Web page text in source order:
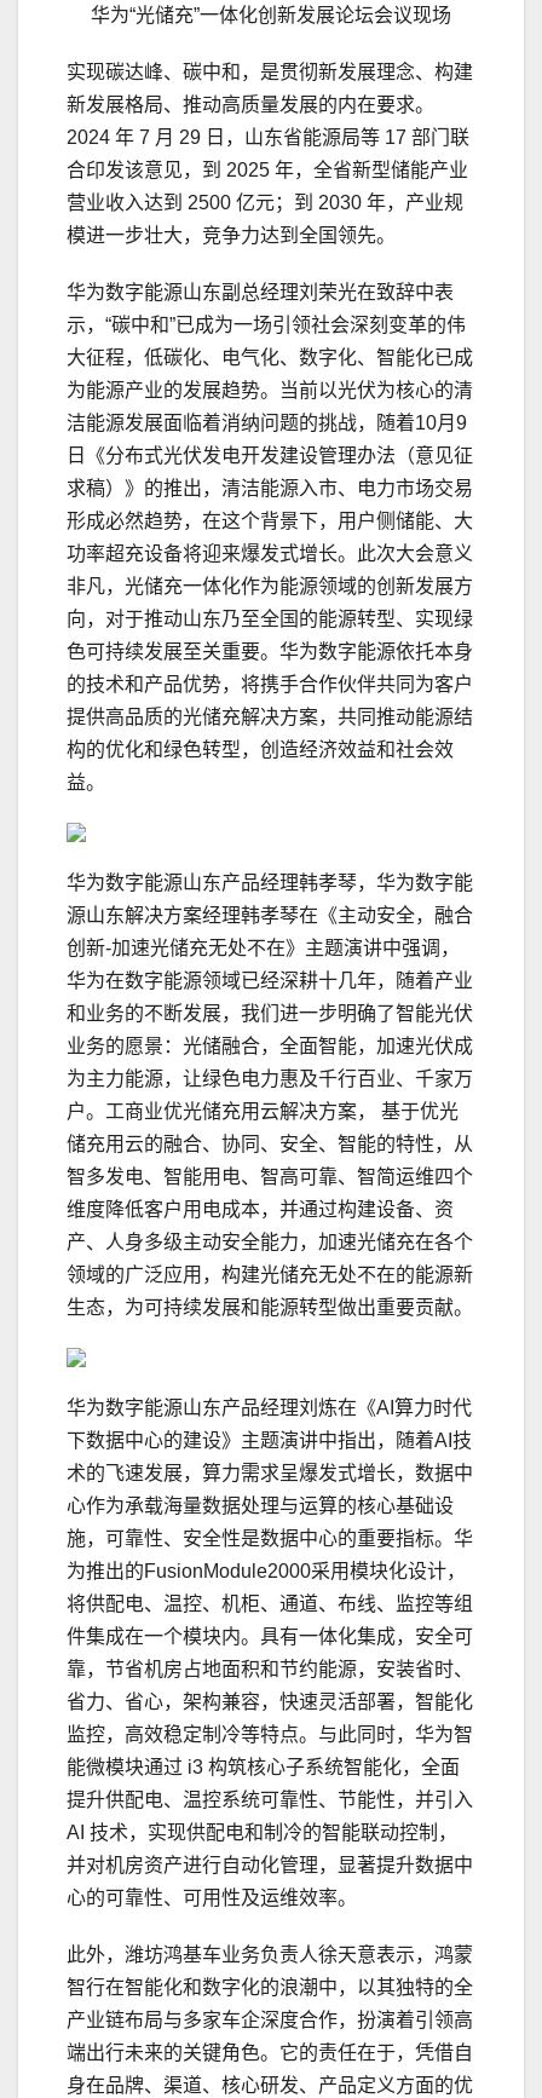
华为“光储充”一体化创新发展论坛会议现场
实现碳达峰、碳中和，是贯彻新发展理念、构建
新发展格局、推动高质量发展的内在要求。
2024 年 7 月 29 日，山东省能源局等 17 部门联
合印发该意见，到 2025 年，全省新型储能产业
营业收入达到 2500 亿元；到 2030 年，产业规
模进一步壮大，竞争力达到全国领先。
华为数字能源山东副总经理刘荣光在致辞中表
示，“碳中和”已成为一场引领社会深刻变革的伟
大征程，低碳化、电气化、数字化、智能化已成
为能源产业的发展趋势。当前以光伏为核心的清
洁能源发展面临着消纳问题的挑战，随着10月9
日《分布式光伏发电开发建设管理办法（意见征
求稿）》的推出，清洁能源入市、电力市场交易
形成必然趋势，在这个背景下，用户侧储能、大
功率超充设备将迎来爆发式增长。此次大会意义
非凡，光储充一体化作为能源领域的创新发展方
向，对于推动山东乃至全国的能源转型、实现绿
色可持续发展至关重要。华为数字能源依托本身
的技术和产品优势，将携手合作伙伴共同为客户
提供高品质的光储充解决方案，共同推动能源结
构的优化和绿色转型，创造经济效益和社会效
益。
华为数字能源山东产品经理韩孝琴，华为数字能
源山东解决方案经理韩孝琴在《主动安全，融合
创新-加速光储充无处不在》主题演讲中强调，
华为在数字能源领域已经深耕十几年，随着产业
和业务的不断发展，我们进一步明确了智能光伏
业务的愿景：光储融合，全面智能，加速光伏成
为主力能源，让绿色电力惠及千行百业、千家万
户。工商业优光储充用云解决方案， 基于优光
储充用云的融合、协同、安全、智能的特性，从
智多发电、智能用电、智高可靠、智简运维四个
维度降低客户用电成本，并通过构建设备、资
产、人身多级主动安全能力，加速光储充在各个
领域的广泛应用，构建光储充无处不在的能源新
生态，为可持续发展和能源转型做出重要贡献。
华为数字能源山东产品经理刘炼在《AI算力时代
下数据中心的建设》主题演讲中指出，随着AI技
术的飞速发展，算力需求呈爆发式增长，数据中
心作为承载海量数据处理与运算的核心基础设
施，可靠性、安全性是数据中心的重要指标。华
为推出的FusionModule2000采用模块化设计，
将供配电、温控、机柜、通道、布线、监控等组
件集成在一个模块内。具有一体化集成，安全可
靠，节省机房占地面积和节约能源，安装省时、
省力、省心，架构兼容，快速灵活部署，智能化
监控，高效稳定制冷等特点。与此同时，华为智
能微模块通过 i3 构筑核心子系统智能化，全面
提升供配电、温控系统可靠性、节能性，并引入
AI 技术，实现供配电和制冷的智能联动控制，
并对机房资产进行自动化管理，显著提升数据中
心的可靠性、可用性及运维效率。
此外，潍坊鸿基车业务负责人徐天意表示，鸿蒙
智行在智能化和数字化的浪潮中，以其独特的全
产业链布局与多家车企深度合作，扮演着引领高
端出行未来的关键角色。它的责任在于，凭借自
身在品牌、渠道、核心研发、产品定义方面的优